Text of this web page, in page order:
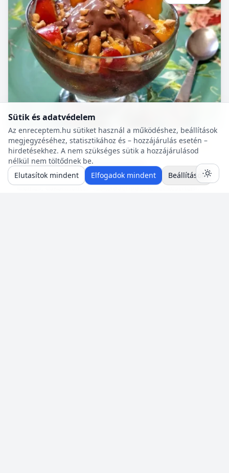
Diabetikus 10 p 🍽️ 4 adag 🔥 ~469 kcal
Csokoládéhab (cukormentes)
A felsorolt összetevőkből percek alatt nagyon finom,
krémes, cukormentes csokoládéhabot lehet készíteni.
Sütik és adatvédelem
Az enreceptem.hu sütiket használ a működéshez, beállítások
megjegyzéséhez, statisztikához és – hozzájárulás esetén –
hirdetésekhez. A nem szükséges sütik a hozzájárulásod
nélkül nem töltődnek be.
Elutasítok mindent
Elfogadok mindent Beállítások